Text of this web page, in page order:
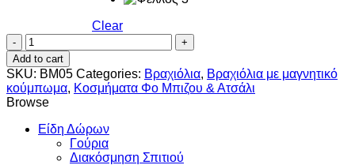
Clear
Circle
quantity
Add to cart
SKU: BM05 Categories: Βραχιόλια, Βραχιόλια με μαγνητικό
κούμπωμα, Κοσμήματα Φο Μπιζου & Ατσάλι
Browse
Είδη Δώρων
Γούρια
Διακόσμηση Σπιτιού